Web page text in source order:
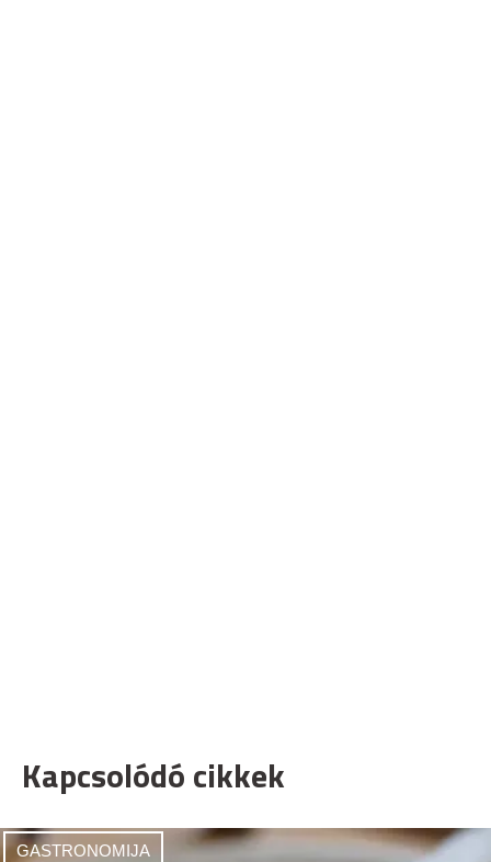
Kapcsolódó cikkek
GASTRONOMIJA